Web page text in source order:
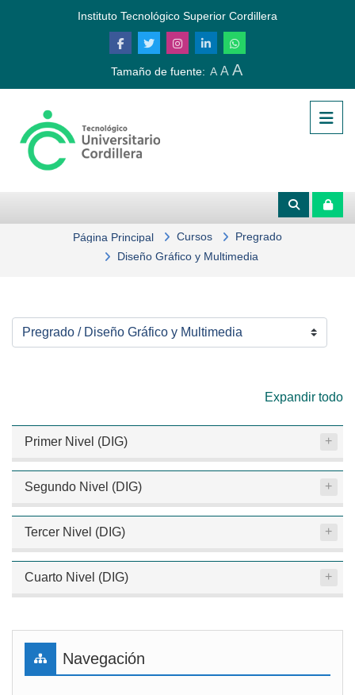
Salta al contenido principal
Instituto Tecnológico Superior Cordillera
Tamaño de fuente: A A A
Página Principal Cursos
Pregrado
Diseño Gráfico y Multimedia
Categorías
Expandir todo
Primer Nivel (DIG)
Segundo Nivel (DIG)
Tercer Nivel (DIG)
Cuarto Nivel (DIG)
Bloques
Navegación